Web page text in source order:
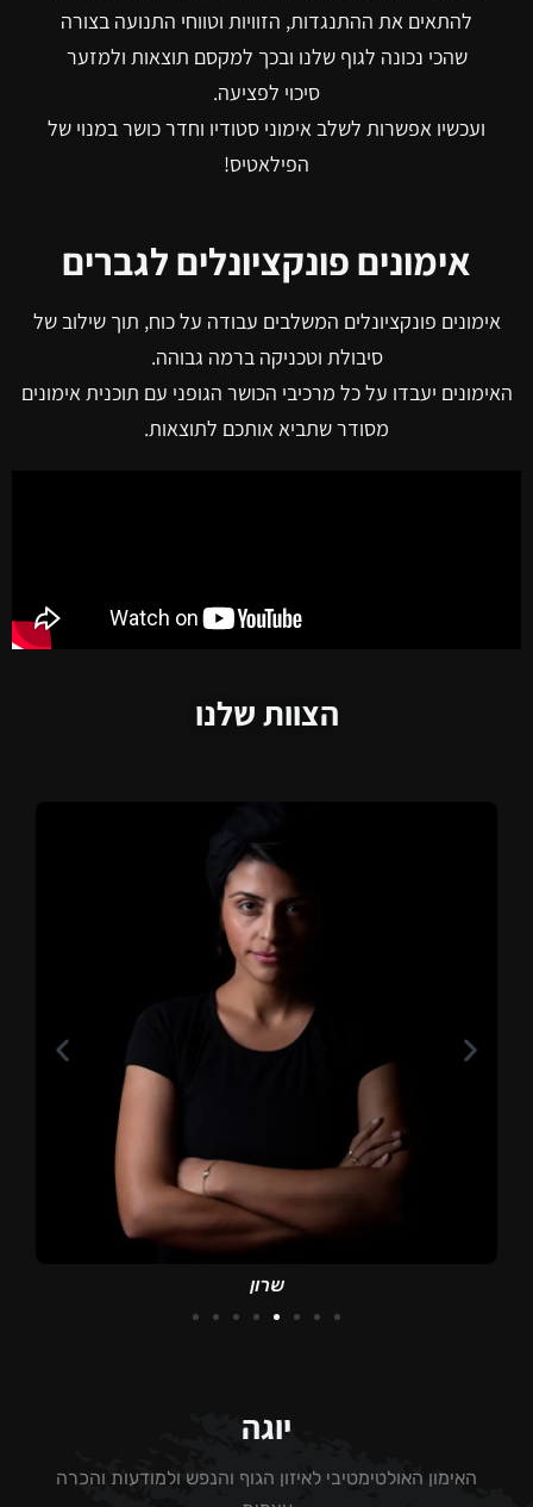
להתאים את ההתנגדות, הזוויות וטווחי התנועה בצורה
שהכי נכונה לגוף שלנו ובכך למקסם תוצאות ולמזער
סיכוי לפציעה.
ועכשיו אפשרות לשלב אימוני סטודיו וחדר כושר במנוי של
הפילאטיס!
אימונים פונקציונלים לגברים
אימונים פונקציונלים המשלבים עבודה על כוח, תוך שילוב של
סיבולת וטכניקה ברמה גבוהה.
האימונים יעבדו על כל מרכיבי הכושר הגופני עם תוכנית אימונים
מסודר שתביא אותכם לתוצאות.
הצוות שלנו
שרון
יוגה
האימון האולטימטיבי לאיזון הגוף והנפש ולמודעות והכרה